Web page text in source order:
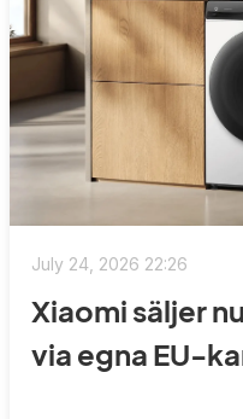
July 24, 2026 22:26
Xiaomi säljer
via egna EU-